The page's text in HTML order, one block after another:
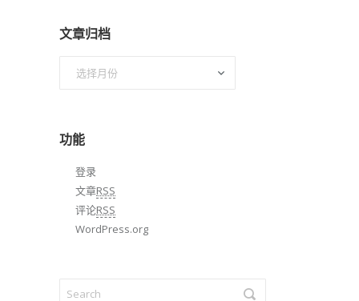
文章归档
功能
登录
文章RSS
评论RSS
WordPress.org